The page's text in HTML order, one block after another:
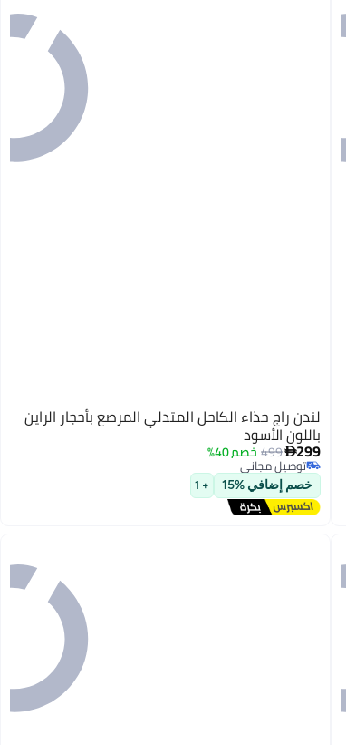
2
لندن راج حذاء الكاحل المتدلي المرصع بأحجار الراين
باللون الأسود
299
499خصم 40%
توصيل مجاني
توصيل مجاني
خصم إضافي %15 + 1